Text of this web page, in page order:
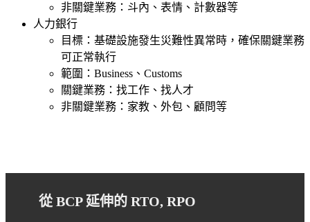
非關鍵業務：斗內、表情、計數器等
人力銀行
目標：基礎設施發生災難性異常時，確保關鍵業務
可正常執行
範圍：Business、Customs
關鍵業務：找工作、找人才
非關鍵業務：家教、外包、顧問等
從 BCP 延伸的 RTO, RPO